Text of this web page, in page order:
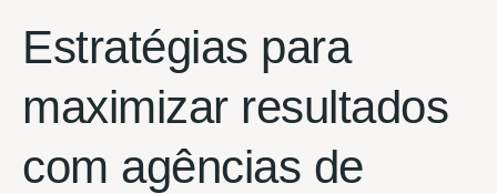
Estratégias para
maximizar resultados
com agências de